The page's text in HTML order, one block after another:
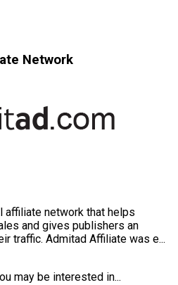
Network
affiliate network that helps
and gives publishers an
traffic. Admitad Affiliate was e...
may be interested in...